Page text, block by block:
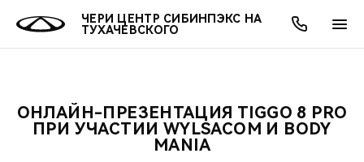
ЧЕРИ ЦЕНТР СИБИНПЭКС НА
ТУХАЧЕВСКОГО
МОДЕЛИ
ПОКУПАТЕЛЯМ
ВЛАДЕЛЬЦАМ
МИР CHERY
АКЦИИ
ОНЛАЙН СЕРВИСЫ
О КОМПАНИИ
ОНЛАЙН-ПРЕЗЕНТАЦИЯ TIGGO 8 PRO
ПРИ УЧАСТИИ WYLSACOM И BODY
MANIA